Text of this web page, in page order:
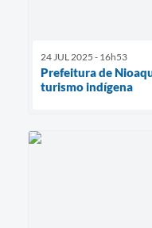
24 JUL 2025 - 16h53
Prefeitura de
turismo indígena